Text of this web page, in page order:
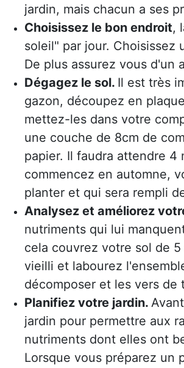
jardin, mais chacun a ses
Choisissez le bon endroit,
soleil" par jour.
De plus assurez vous d'un
Dégagez le sol. Il est très
gazon, découpez en
mettez-les dans votre
une couche de 8cm de
papier. Il faudra attendre 4
commencez en automne,
planter et qui sera rempli
Analysez et améliorez
nutriments qui lui
cela couvrez votre sol de
vieilli et labourez
décomposer et les vers
Planifiez votre jardin.
jardin pour permettre aux
nutriments dont elles ont
Lorsque vous préparez un